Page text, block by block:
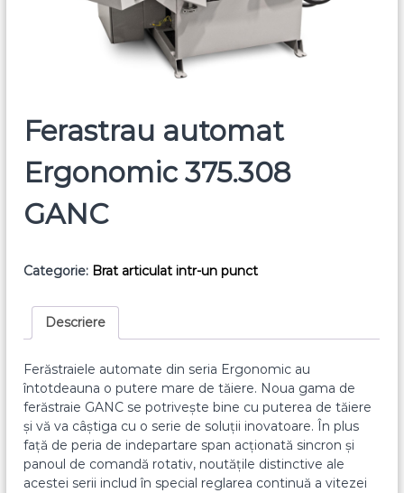
Ferastrau automat
Ergonomic 375.308
GANC
Categorie: Brat articulat intr-un punct
Descriere
Ferăstraiele automate din seria Ergonomic au
întotdeauna o putere mare de tăiere. Noua gama de
ferăstraie GANC se potrivește bine cu puterea de tăiere
și vă va câștiga cu o serie de soluții inovatoare. În plus
față de peria de indepartare span acționată sincron și
panoul de comandă rotativ, noutățile distinctive ale
acestei serii includ în special reglarea continuă a vitezei